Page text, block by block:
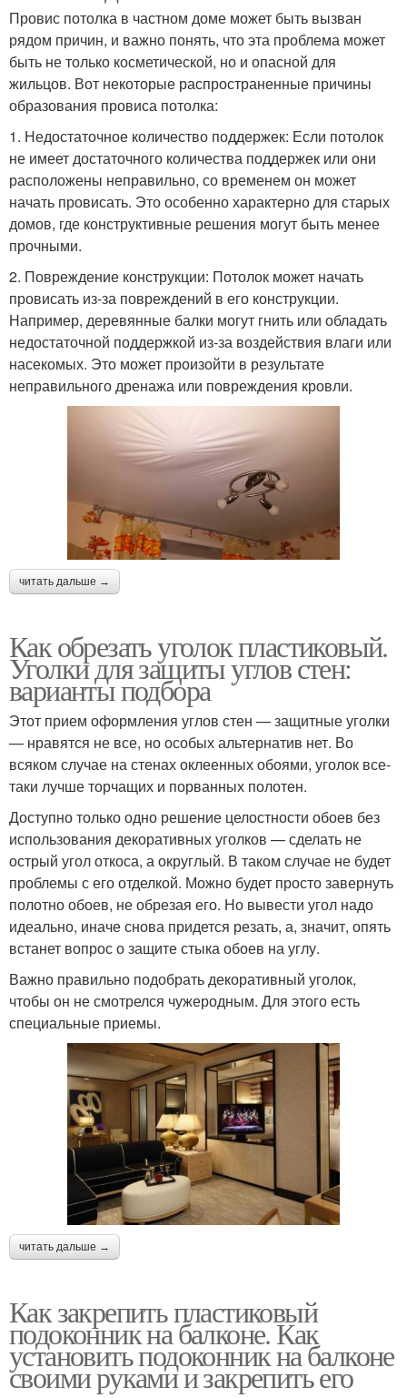
Провис потолка в частном доме может быть вызван
рядом причин, и важно понять, что эта проблема может
быть не только косметической, но и опасной для
жильцов. Вот некоторые распространенные причины
образования провиса потолка:
1. Недостаточное количество поддержек: Если потолок
не имеет достаточного количества поддержек или они
расположены неправильно, со временем он может
начать провисать. Это особенно характерно для старых
домов, где конструктивные решения могут быть менее
прочными.
2. Повреждение конструкции: Потолок может начать
провисать из-за повреждений в его конструкции.
Например, деревянные балки могут гнить или обладать
недостаточной поддержкой из-за воздействия влаги или
насекомых. Это может произойти в результате
неправильного дренажа или повреждения кровли.
читать дальше →
Как обрезать уголок пластиковый.
Уголки для защиты углов стен:
варианты подбора
Этот прием оформления углов стен — защитные уголки
— нравятся не все, но особых альтернатив нет. Во
всяком случае на стенах оклеенных обоями, уголок все-
таки лучше торчащих и порванных полотен.
Доступно только одно решение целостности обоев без
использования декоративных уголков — сделать не
острый угол откоса, а округлый. В таком случае не будет
проблемы с его отделкой. Можно будет просто завернуть
полотно обоев, не обрезая его. Но вывести угол надо
идеально, иначе снова придется резать, а, значит, опять
встанет вопрос о защите стыка обоев на углу.
Важно правильно подобрать декоративный уголок,
чтобы он не смотрелся чужеродным. Для этого есть
специальные приемы.
читать дальше →
Как закрепить пластиковый
подоконник на балконе. Как
установить подоконник на балконе
своими руками и закрепить его